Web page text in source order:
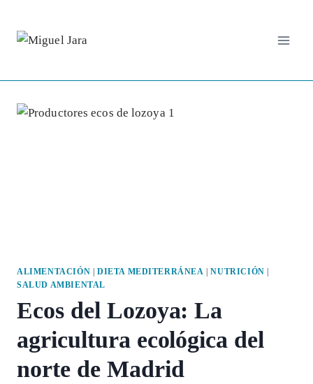
contenido
ALIMENTACIÓN DIETA MEDITERRÁNEA |NUTRICIÓN
SALUD AMBIENTAL
Ecos del Lozoya: La
agricultura ecológica del
norte de Madrid